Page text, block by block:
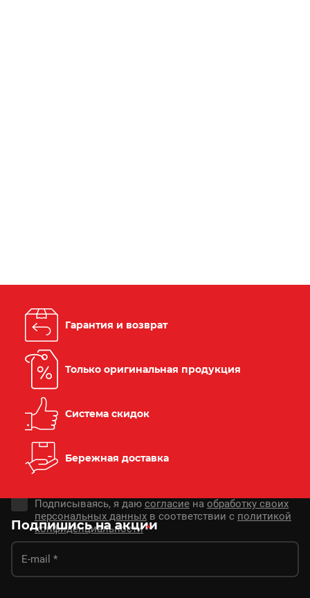
Гарантия и возврат
Только оригинальная продукция
Система скидок
Бережная доставка
Подпишись на акции
Подписываясь, я даю согласие на обработку своих
персональных данных в соответствии с политикой
конфиденциальности *